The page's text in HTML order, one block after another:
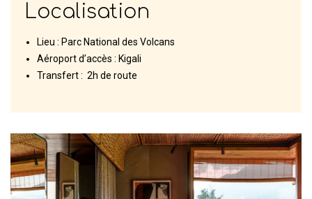
Localisation
Lieu : Parc National des Volcans
Aéroport d’accès : Kigali
Transfert : 2h de route